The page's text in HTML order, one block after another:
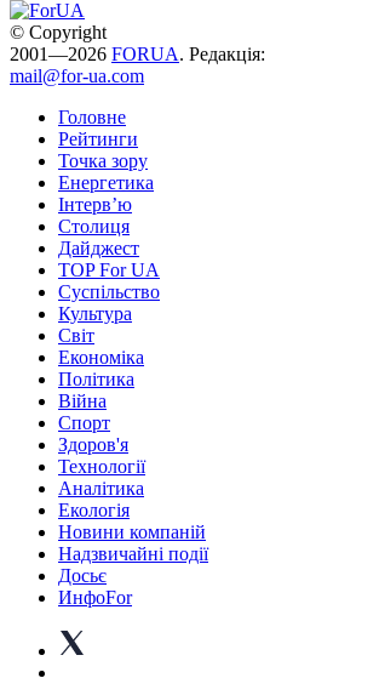
© Copyright
2001—2026 FORUA. Редакція:
mail@for-ua.com
Головне
Рейтинги
Точка зору
Енергетика
Інтерв’ю
Столиця
Дайджест
TOP For UA
Суспiльство
Культура
Світ
Економіка
Політика
Війна
Спорт
Здоров'я
Технології
Аналітика
Екологія
Новини компаній
Надзвичайні події
Досьє
ИнфоFor